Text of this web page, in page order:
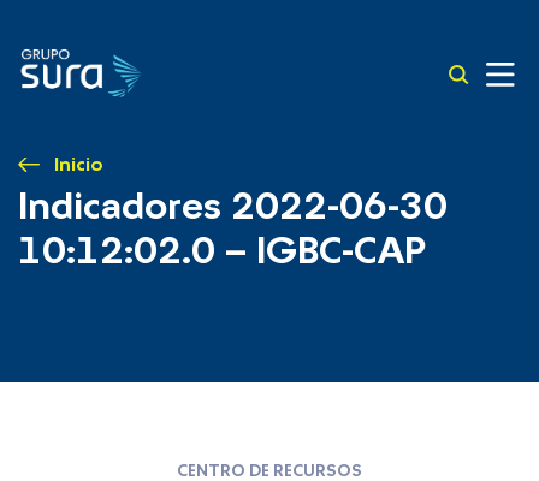
Inicio
Indicadores 2022-06-30
10:12:02.0 – IGBC-CAP
CENTRO DE RECURSOS